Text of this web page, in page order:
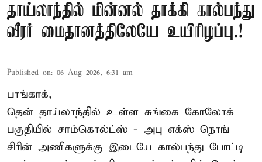
தாய்லாந்தில் மின்னல் தாக்கி கால்பந்து
வீரர் மைதானத்திலேயே உயிரிழப்பு.!
Published on: 06 Aug 2026, 6:31 am
பாங்காக்,
தென் தாய்லாந்தில் உள்ள சுங்கை கோலோக்
பகுதியில் சாம்கொல்ட்ஸ் - அபு எக்ஸ் நொங்
சிரின் அணிகளுக்கு இடையே கால்பந்து போட்டி